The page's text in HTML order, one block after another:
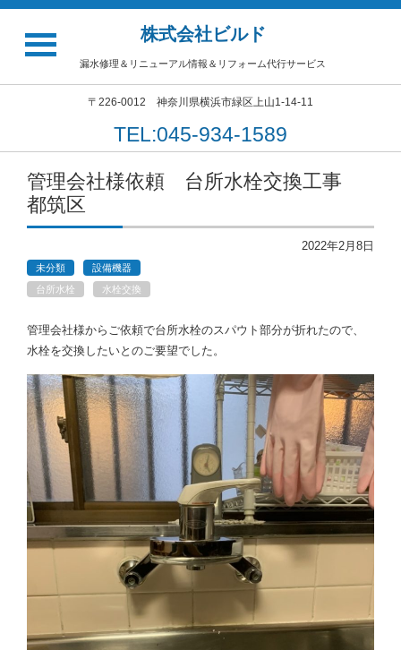
株式会社ビルド
漏水修理＆リニューアル情報＆リフォーム代行サービス
〒226-0012 神奈川県横浜市緑区上山1-14-11
TEL:045-934-1589
管理会社様依頼 台所水栓交換工事
都筑区
2022年2月8日
未分類
設備機器
台所水栓
水栓交換
管理会社様からご依頼で台所水栓のスパウト部分が折れたので、
水栓を交換したいとのご要望でした。